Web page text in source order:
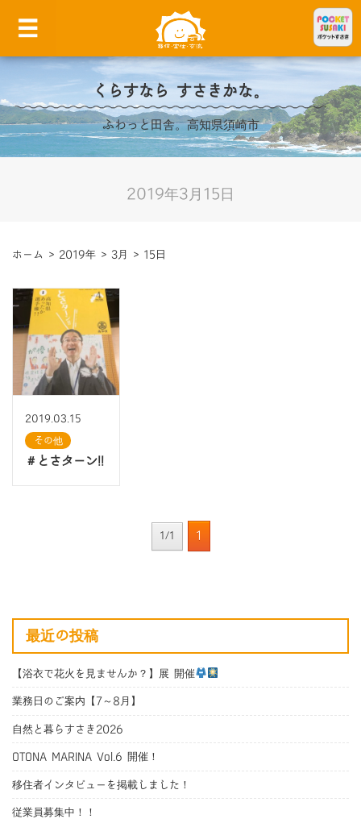
くらすなら すさきかな。
ふわっと田舎。高知県須崎市
2019年3月15日
ホーム > 2019年 > 3月 > 15日
2019.03.15
その他
＃とさターン!!
1/1 1
最近の投稿
【浴衣で花火を見ませんか？】展 開催
業務日のご案内【7～8月】
自然と暮らすさき2026
OTONA MARINA Vol.6 開催！
移住者インタビューを掲載しました！
従業員募集中！！